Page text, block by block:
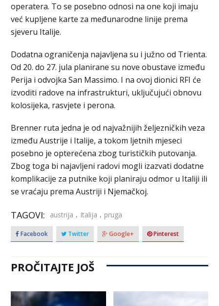
operatera. To se posebno odnosi na one koji imaju
već kupljene karte za međunarodne linije prema
sjeveru Italije.
Dodatna ograničenja najavljena su i južno od Trienta.
Od 20. do 27. jula planirane su nove obustave između
Perija i odvojka San Massimo. I na ovoj dionici RFI će
izvoditi radove na infrastrukturi, uključujući obnovu
kolosijeka, rasvjete i perona.
Brenner ruta jedna je od najvažnijih željezničkih veza
između Austrije i Italije, a tokom ljetnih mjeseci
posebno je opterećena zbog turističkih putovanja.
Zbog toga bi najavljeni radovi mogli izazvati dodatne
komplikacije za putnike koji planiraju odmor u Italiji ili
se vraćaju prema Austriji i Njemačkoj.
TAGOVI: austrija , Italija , pruga
Facebook Twitter Google+ Pinterest
PROČITAJTE JOŠ